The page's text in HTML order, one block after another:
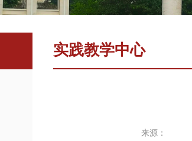
实践教学中心
来源：